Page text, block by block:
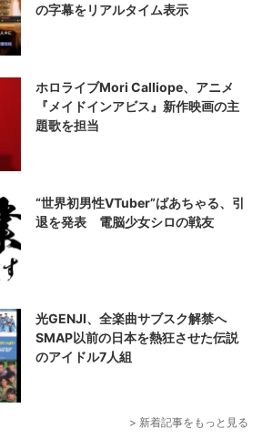
の字幕をリアルタイム表示
ホロライブMori Calliope、アニメ
『メイドインアビス』新作映画の主
題歌を担当
“世界初男性VTuber”ばあちゃる、引
退を発表 電脳少女シロの戦友
光GENJI、全楽曲サブスク解禁へ
SMAP以前の日本を熱狂させた伝説
のアイドル7人組
> 新着記事をもっと見る